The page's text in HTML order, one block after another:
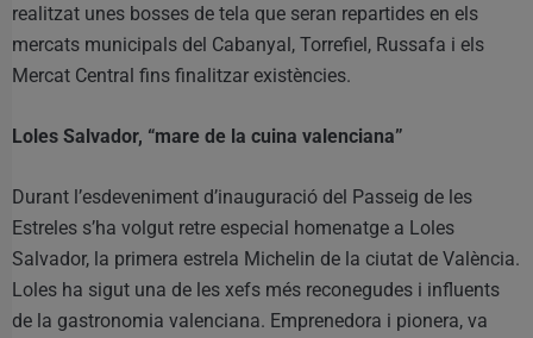
realitzat unes bosses de tela que seran repartides en els
mercats municipals del Cabanyal, Torrefiel, Russafa i els
Mercat Central fins finalitzar existències.
Loles Salvador, “mare de la cuina valenciana”
Durant l’esdeveniment d’inauguració del Passeig de les
Estreles s’ha volgut retre especial homenatge a Loles
Salvador, la primera estrela Michelin de la ciutat de València.
Loles ha sigut una de les xefs més reconegudes i influents
de la gastronomia valenciana. Emprenedora i pionera, va